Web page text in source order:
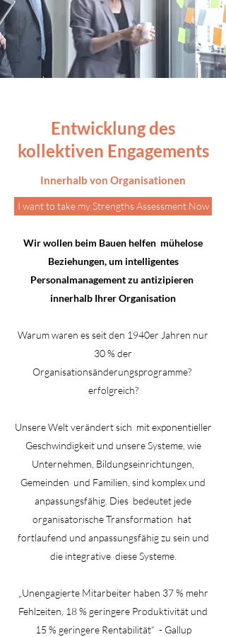
Entwicklung des
kollektiven Engagements
Innerhalb von Organisationen
I want to take my Strengths Assessment Now
Wir wollen beim Bauen helfen mühelose
Beziehungen, um intelligentes
Personalmanagement zu antizipieren
innerhalb Ihrer Organisation
Warum waren es seit den 1940er Jahren nur
30 % der
Organisationsänderungsprogramme?
erfolgreich?
Unsere Welt verändert sich mit exponentieller
Geschwindigkeit und unsere Systeme, wie
Unternehmen, Bildungseinrichtungen,
Gemeinden und Familien, sind komplex und
anpassungsfähig. Dies bedeutet jede
organisatorische Transformation hat
fortlaufend und anpassungsfähig zu sein und
die integrative diese Systeme.
„Unengagierte Mitarbeiter haben 37 % mehr
Fehlzeiten, 18 % geringere Produktivität und
15 % geringere Rentabilität“ - Gallup